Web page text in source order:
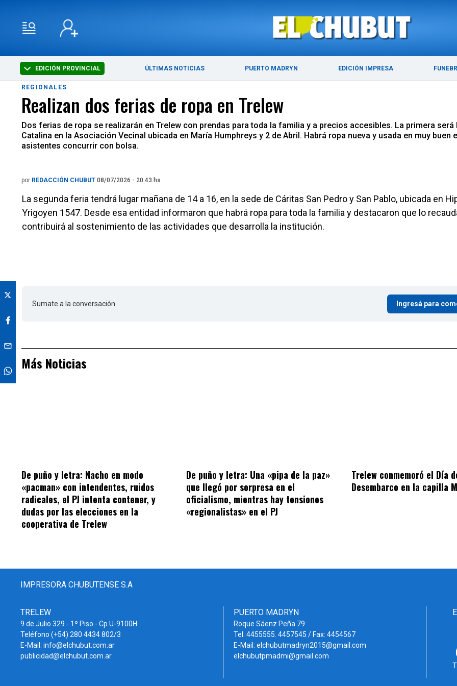
EDICIÓN PROVINCIAL ÚLTIMAS NOTICIAS PUERTO MADRYN EDICIÓN IMPRESA
ÚLTIMAS NOTICIAS PUERTO MADRYN
REGIONALES
Realizan dos ferias de ropa en Trelew
Dos ferias de ropa se realizarán en Trelew con prendas para toda la familia y a precios accesibles. La primera
Catalina en la Asociación Vecinal ubicada en María Humphreys y 2 de Abril. Habrá ropa nueva y usada en muy
asistentes concurrir con bolsa.
por REDACCIÓN CHUBUT 08/07/2026 - 20.43.hs
La segunda feria tendrá lugar mañana de 14 a 16, en la sede de Cáritas San Pedro y San Pablo, ubicada en
Yrigoyen 1547. Desde esa entidad informaron que habrá ropa para toda la familia y destacaron que lo
contribuirá al sostenimiento de las actividades que desarrolla la institución.
Sumate a la conversación. Ingresá para
Más Noticias
De puño y letra: Nacho en modo
«pacman» con intendentes, ruidos
radicales, el PJ intenta contener, y
dudas por las elecciones en la
cooperativa de Trelew
De puño y letra: Una «pipa de la paz»
que llegó por sorpresa en el
oficialismo, mientras hay tensiones
«regionalistas» en el PJ
Trelew conmemoró el Día
Desembarco en la capilla
IMPRESORA CHUBUTENSE S.A
TRELEW
9 de Julio 329 - 1º Piso - Cp U-9100H
Teléfono (+54) 280 4434 802/3
E-Mail: info@elchubut.com.ar
publicidad@elchubut.com.ar
PUERTO MADRYN
Roque Sáenz Peña 79
Tel: 4455555. 4457545 / Fax: 4454567
E-Mail: elchubutmadryn2015@gmail.com
elchubutpmadmi@gmail.com